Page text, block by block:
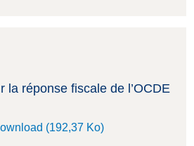
la réponse fiscale de l’OCDE
(192,37 Ko)